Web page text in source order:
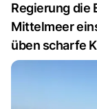
Regierung die
Mittelmeer
üben scharfe